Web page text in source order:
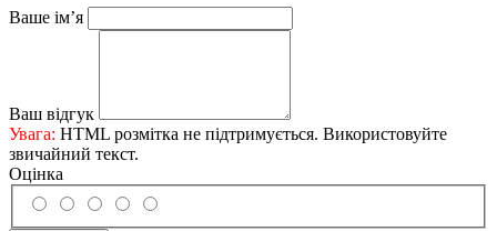
Ваше ім’я
Ваш відгук
Увага: HTML розмітка не підтримується. Використовуйте
звичайний текст.
Оцінка